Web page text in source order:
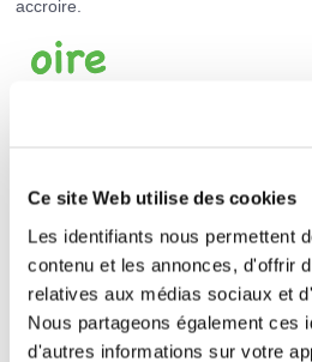
Ce site Web utilise des cookies
Les identifiants nous permettent
contenu et les annonces, d'offrir
relatives aux médias sociaux et
Nous partageons également ces
d'autres informations sur votre
accroire.
un bav